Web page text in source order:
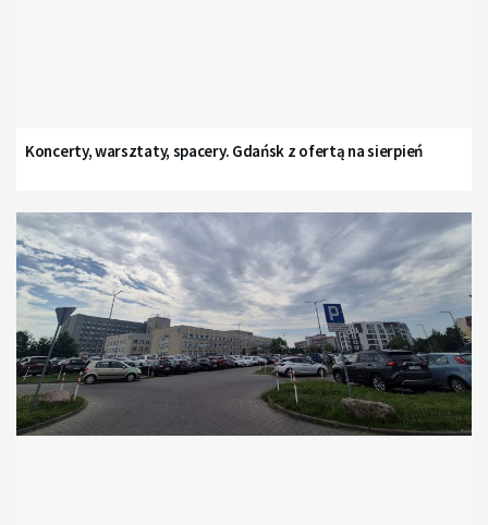
Koncerty, warsztaty, spacery. Gdańsk z ofertą na sierpień